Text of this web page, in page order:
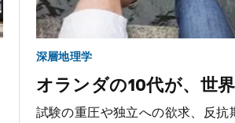
深層地理学
オランダの10代が、世
試験の重圧や独立への欲求、反抗